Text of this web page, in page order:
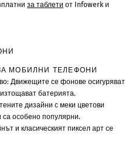
за таблети от Infowerk и
МОБИЛНИ ТЕЛЕФОНИ
: Движещите се фонове осигуряват
батерията.
дизайни с меки цветови
са особено популярни.
и класическият пиксел арт се